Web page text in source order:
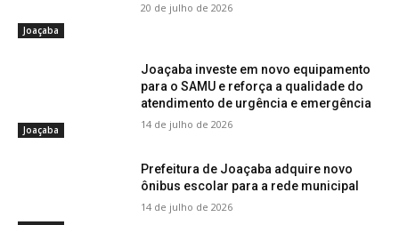
Joaçaba
20 de julho de 2026
Joaçaba
Joaçaba investe em novo equipamento
para o SAMU e reforça a qualidade do
atendimento de urgência e emergência
14 de julho de 2026
Prefeitura de Joaçaba adquire novo
ônibus escolar para a rede municipal
14 de julho de 2026